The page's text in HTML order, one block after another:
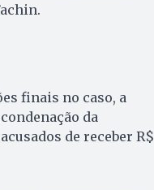
finais no caso, a
da
de receber R$